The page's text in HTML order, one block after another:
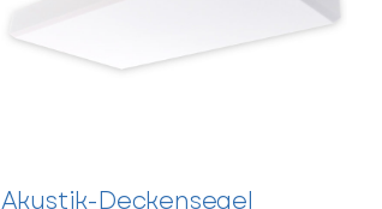
Akustik-Deckensegel